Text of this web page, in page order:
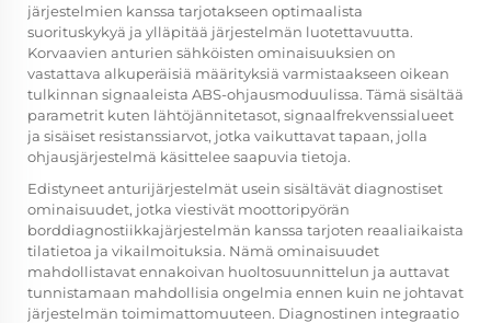
järjestelmien kanssa tarjotakseen optimaalista
suorituskykyä ja ylläpitää järjestelmän luotettavuutta.
Korvaavien anturien sähköisten ominaisuuksien on
vastattava alkuperäisiä määrityksiä varmistaakseen oikean
tulkinnan signaaleista ABS-ohjausmoduulissa. Tämä sisältää
parametrit kuten lähtöjännitetasot, signaalfrekvenssialueet
ja sisäiset resistanssiarvot, jotka vaikuttavat tapaan, jolla
ohjausjärjestelmä käsittelee saapuvia tietoja.
Edistyneet anturijärjestelmät usein sisältävät diagnostiset
ominaisuudet, jotka viestivät moottoripyörän
borddiagnostiikkajärjestelmän kanssa tarjoten reaaliaikaista
tilatietoa ja vikailmoituksia. Nämä ominaisuudet
mahdollistavat ennakoivan huoltosuunnittelun ja auttavat
tunnistamaan mahdollisia ongelmia ennen kuin ne johtavat
järjestelmän toimimattomuuteen. Diagnostinen integraatio